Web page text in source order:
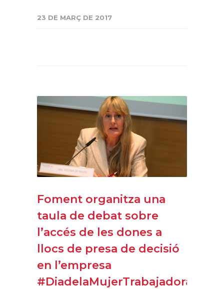
23 DE MARÇ DE 2017
Foment organitza una
taula de debat sobre
l’accés de les dones a
llocs de presa de decisió
en l’empresa
#DiadelaMujerTrabajadora